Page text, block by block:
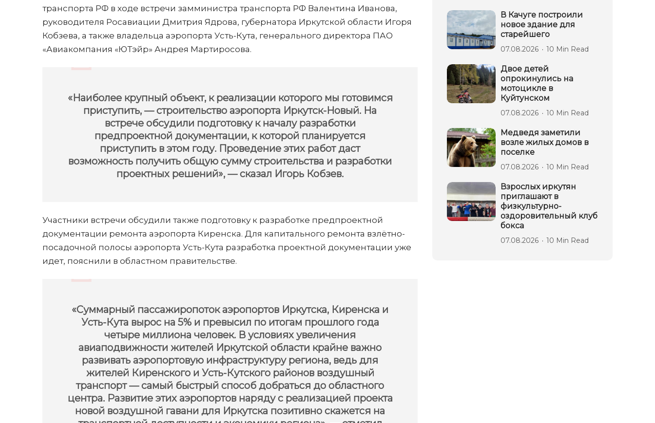
транспорта РФ в ходе встречи замминистра транспорта РФ Валентина Иванова,
руководителя Росавиации Дмитрия Ядрова, губернатора Иркутской области Игоря
Кобзева, а также владельца аэропорта Усть-Кута, генерального директора ПАО
«Авиакомпания «ЮТэйр» Андрея Мартиросова.
«Наиболее крупный объект, к реализации которого мы готовимся
приступить, — строительство аэропорта Иркутск-Новый. На
встрече обсудили подготовку к началу разработки
предпроектной документации, к которой планируется
приступить в этом году. Проведение этих работ даст
возможность получить общую сумму строительства и разработки
проектных решений», — сказал Игорь Кобзев.
Участники встречи обсудили также подготовку к разработке предпроектной
документации ремонта аэропорта Киренска. Для капитального ремонта взлётно-
посадочной полосы аэропорта Усть-Кута разработка проектной документации уже
идет, пояснили в областном правительстве.
«Суммарный пассажиропоток аэропортов Иркутска, Киренска и
Усть-Кута вырос на 5% и превысил по итогам прошлого года
четыре миллиона человек. В условиях увеличения
авиаподвижности жителей Иркутской области крайне важно
развивать аэропортовую инфраструктуру региона, ведь для
жителей Киренского и Усть-Кутского районов воздушный
транспорт — самый быстрый способ добраться до областного
центра. Развитие этих аэропортов наряду с реализацией проекта
новой воздушной гавани для Иркутска позитивно скажется на
В Качуге построили
новое здание для
старейшего
07.08.2026 10 Min Read
Двое детей
опрокинулись на
мотоцикле в
Куйтунском
07.08.2026 10 Min Read
Медведя заметили
возле жилых домов в
поселке
07.08.2026 10 Min Read
Взрослых иркутян
приглашают в
физкультурно-
оздоровительный клуб
бокса
07.08.2026 10 Min Read